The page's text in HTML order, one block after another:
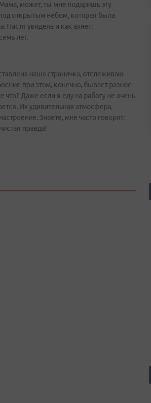
может, ты мне подаришь эту
открытым небом, которая была
Настя увидела и как ахнет:
лет.
наша страничка, отслеживаю
при этом, конечно, бывает разное
что? Даже если я еду на работу не очень
Их удивительная атмосфера,
Знаете, мне часто говорят:
правда!